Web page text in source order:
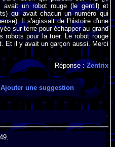
un robot rouge (le gentil) et
qui avait chacun un numéro qui
Il s'agissait de l'histoire d'une
sur terre pour échapper au grand
robots pour la tuer. Le robot rouge
Et il y avait un garçon aussi. Merci
Réponse :Zentrix
une suggestion